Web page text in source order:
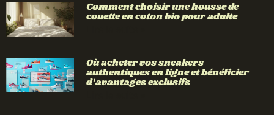
Comment choisir une housse de
couette en coton bio pour adulte
Où acheter vos sneakers
authentiques en ligne et bénéficier
d’avantages exclusifs